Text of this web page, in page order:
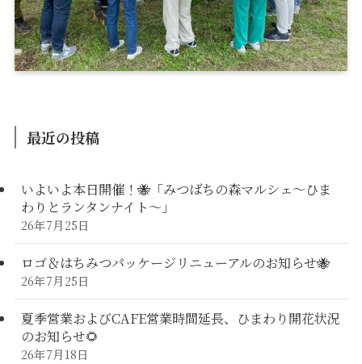
最近の投稿
いよいよ本日開催！🐝「みつばちの森マルシェ〜ひま
わりとランタンナイト〜」
26年7月25日
ロゴ＆はちみつパッケージリニューアルのお知らせ🐝
26年7月25日
夏季営業およびCAFE営業時間延長、ひまわり開花状況
のお知らせ🌻
26年7月18日